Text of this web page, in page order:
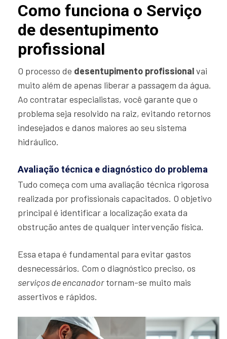
Como funciona o Serviço
de desentupimento
profissional
O processo de desentupimento profissionalvai
muito além de apenas liberar a passagem da água.
Ao contratar especialistas, você garante que o
problema seja resolvido na raiz, evitando retornos
indesejados e danos maiores ao seu sistema
hidráulico.
Avaliação técnica e diagnóstico do problema
Tudo começa com uma avaliação técnica rigorosa
realizada por profissionais capacitados. O objetivo
principal é identificar a localização exata da
obstrução antes de qualquer intervenção física.
Essa etapa é fundamental para evitar gastos
desnecessários. Com o diagnóstico preciso, os
serviços de encanadortornam-se muito mais
assertivos e rápidos.